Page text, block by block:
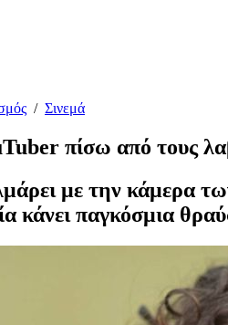
/ Σινεμά
πίσω από τους
με την κάμερα
κάνει παγκόσμια